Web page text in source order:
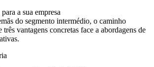
a sua empresa
do segmento intermédio, o caminho
vantagens concretas face a abordagens de